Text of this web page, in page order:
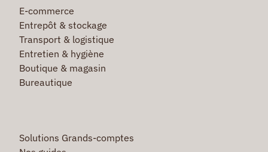
E-commerce
Entrepôt & stockage
Transport & logistique
Entretien & hygiène
Boutique & magasin
Bureautique
Solutions Grands-comptes